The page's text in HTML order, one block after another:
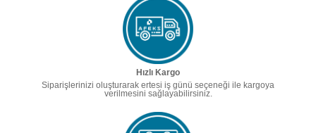
Hızlı Kargo
Siparişlerinizi oluşturarak ertesi iş günü seçeneği ile kargoya
verilmesini sağlayabilirsiniz.